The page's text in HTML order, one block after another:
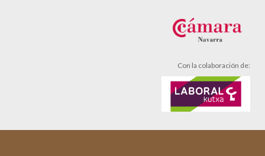
Con la colaboración de: